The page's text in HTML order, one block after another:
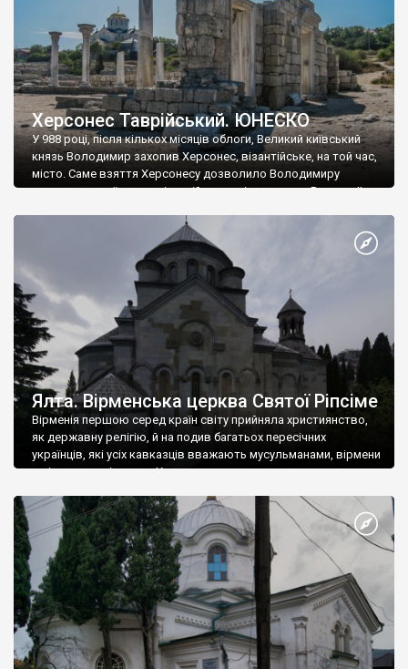
Херсонес Таврійський. ЮНЕСКО
У 988 році, після кількох місяців облоги, Великий київський
князь Володимир захопив Херсонес, візантійське, на той час,
місто. Саме взяття Херсонесу дозволило Володимиру
диктувати свої умови візантійському імператору Василю ІІ, та
Херсонесі Володимир-язичник, став Василем-християнином.
А потім було Хрещення Русі. На честь Херсонесу Таврійського
Ялта. Вірменська церква Святої Ріпсіме
Вірменія першою серед країн світу прийняла християнство,
як державну релігію, й на подив багатьох пересічних
українців, які усіх кавказців вважають мусульманами, вірмени
є відданими вірянами Христа